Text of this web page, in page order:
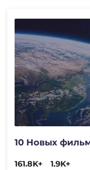
10 Новых
161.8K+
1.9K+